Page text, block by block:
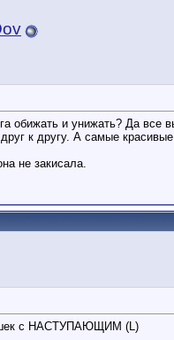
обижать и унижать? Да
к другу. А самые
не закисала.
с НАСТУПАЮЩИМ (L)